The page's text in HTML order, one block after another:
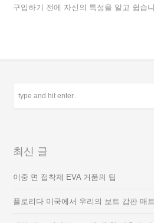
구입하기 전에 자신의 특성을 알고 쉽습
최신 글
이중 면 접착제 EVA 거품의 팁
플로리다 미국에서 우리의 보트 갑판 매